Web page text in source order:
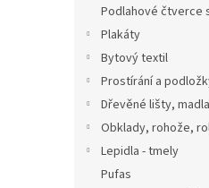
Podlahové čtverce
Plakáty
Bytový textil
Prostírání a
Dřevěné lišty,
Obklady, rohože,
Lepidla - tmely
Pufas